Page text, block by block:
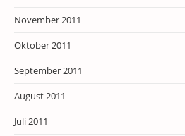
November 2011
Oktober 2011
September 2011
August 2011
Juli 2011